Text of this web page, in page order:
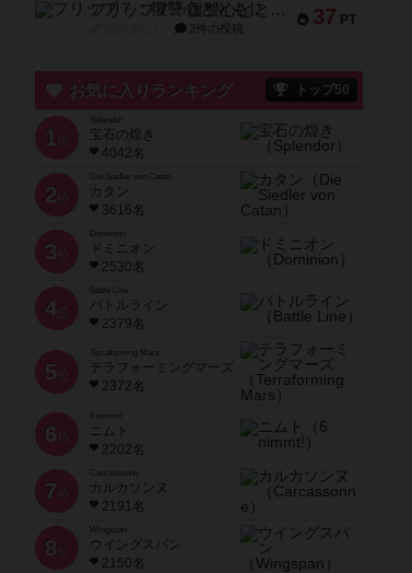
37 PT
フリップ７：復讐心とともに
2件の投稿
お気に入りランキング トップ50
1 位
宝石の煌き
4042名
2 位
Die Siedler von Catan
カタン
3616名
3 位
ドミニオン
2530名
4位
Battle Line
バトルライン
2379名
5 位
Terraforming Mars
テラフォーミングマーズ
2372名
6 位
ニムト
2202名
7 位
Carcassonne
カルカソンヌ
2191名
8 位
Wingspan
ウイングスパン
2150名